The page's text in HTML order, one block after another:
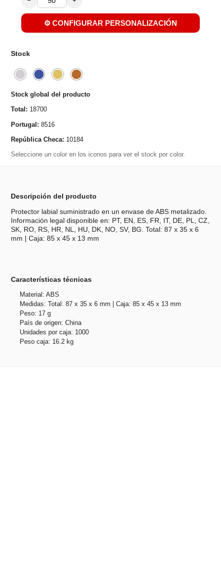
⚙️ CONFIGURAR PERSONALIZACIÓN
Stock
Stock global del producto
Total: 18700
Portugal: 8516
República Checa: 10184
Seleccione un color en los iconos para ver el stock por color.
Descripción del producto
Protector labial suministrado en un envase de ABS metalizado.
Información legal disponible en: PT, EN, ES, FR, IT, DE, PL, CZ,
SK, RO, RS, HR, NL, HU, DK, NO, SV, BG. Total: 87 x 35 x 6
mm | Caja: 85 x 45 x 13 mm
Características técnicas
Material: ABS
Medidas: Total: 87 x 35 x 6 mm | Caja: 85 x 45 x 13 mm
Peso: 17 g
País de origen: China
Unidades por caja: 1000
Peso caja: 16.2 kg